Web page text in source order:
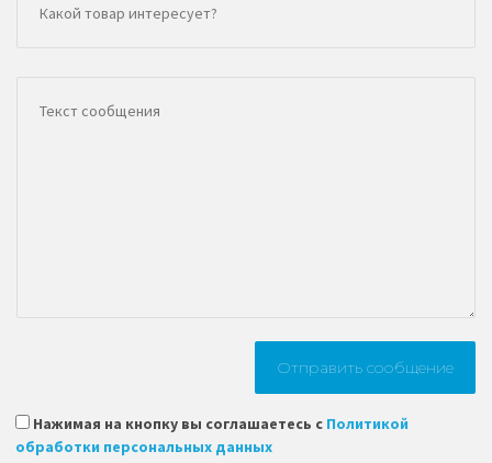
Нажимая на кнопку вы соглашаетесь с Политикой
обработки персональных данных